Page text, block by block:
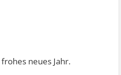
neues Jahr.